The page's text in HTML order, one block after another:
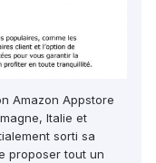
Amazon Appstore
Italie et
sorti sa
proposer tout un